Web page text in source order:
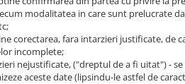
modalitatea in care sunt prelucrate
corectarea, fara intarzieri justificate, de
incomplete;
nejustificate, ("dreptul de a fi uitat") -
aceste date (lipsindu-le astfel de